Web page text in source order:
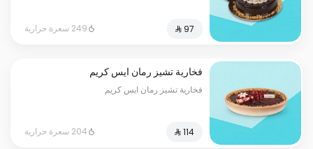
249 سعرة حرارية
فخارية تشيز رمان ايس كريم
فخارية تشيز رمان ايس كريم
⁨⁦‪‬ 114⁩ 204 سعرة حرارية